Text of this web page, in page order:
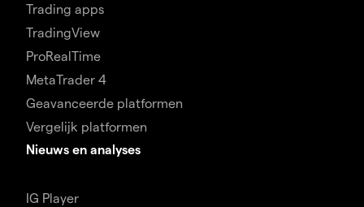
Trading apps
TradingView
ProRealTime
MetaTrader 4
Geavanceerde platformen
Vergelijk platformen
Nieuws en analyses
IG Player